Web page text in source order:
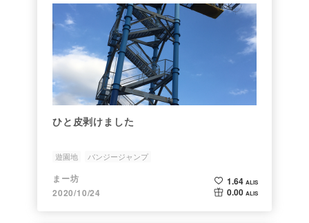
ひと皮剥けました
遊園地 バンジージャンプ
まー坊
2020/10/24
1.64 ALIS
0.00 ALIS